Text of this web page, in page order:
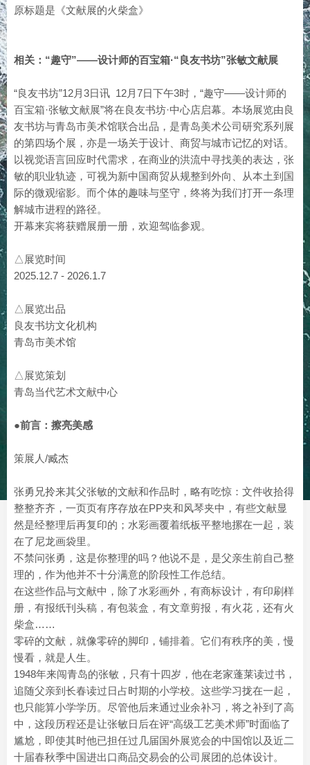
原标题是《文献展的火柴盒》
相关：“趣守”——设计师的百宝箱·“良友书坊”张敏文献展
“良友书坊”12月3日讯 12月7日下午3时，“趣守——设计师的
百宝箱·张敏文献展”将在良友书坊·中心店启幕。本场展览由良
友书坊与青岛市美术馆联合出品，是青岛美术公司研究系列展
的第四场个展，亦是一场关于设计、商贸与城市记忆的对话。
以视觉语言回应时代需求，在商业的洪流中寻找美的表达，张
敏的职业轨迹，可视为新中国商贸从规整到外向、从本土到国
际的微观缩影。而个体的趣味与坚守，终将为我们打开一条理
解城市进程的路径。
开幕来宾将获赠展册一册，欢迎驾临参观。
△展览时间
2025.12.7 - 2026.1.7
△展览出品
良友书坊文化机构
青岛市美术馆
△展览策划
青岛当代艺术文献中心
●前言：擦亮美感
策展人/臧杰
张勇兄拎来其父张敏的文献和作品时，略有吃惊：文件收拾得
整整齐齐，一页页有序存放在PP夹和风琴夹中，有些文献显
然是经整理后再复印的；水彩画覆着纸板平整地摞在一起，装
在了尼龙画袋里。
不禁问张勇，这是你整理的吗？他说不是，是父亲生前自己整
理的，作为他并不十分满意的阶段性工作总结。
在这些作品与文献中，除了水彩画外，有商标设计，有印刷样
册，有报纸刊头稿，有包装盒，有文章剪报，有火花，还有火
柴盒……
零碎的文献，就像零碎的脚印，铺排着。它们有秩序的美，慢
慢看，就是人生。
1948年来闯青岛的张敏，只有十四岁，他在老家蓬莱读过书，
追随父亲到长春读过日占时期的小学校。这些学习拢在一起，
也只能算小学学历。尽管他后来通过业余补习，将之补到了高
中，这段历程还是让张敏日后在评“高级工艺美术师”时面临了
尴尬，即使其时他已担任过几届国外展览会的中国馆以及近二
十届春秋季中国进出口商品交易会的公司展团的总体设计。